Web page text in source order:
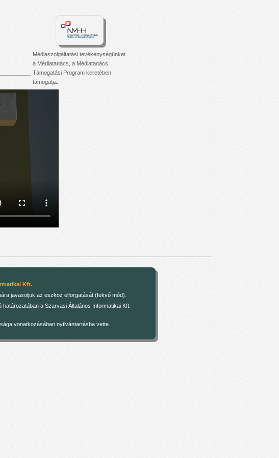
Médiaszolgáltatási tevékenységünket
a Médiatanács, a Médiatanács
Támogatási Program keretében
támogatja.
Kft.
javasoljuk az eszköz elforgatását (fekvő mód).
a Szarvasi Általános Informatikai Kft.
vonatkozásában nyílvántartásba vette.